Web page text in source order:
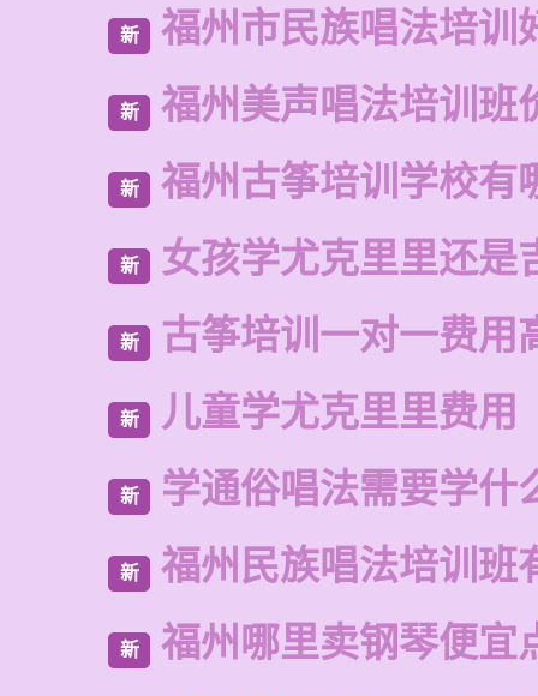
新 福州市民族唱法培训
新 福州美声唱法培训班
新 福州古筝培训学校有
新 女孩学尤克里里还是
新 古筝培训一对一费用
新 儿童学尤克里里费用
新 学通俗唱法需要学什
新 福州民族唱法培训班
新 福州哪里卖钢琴便宜